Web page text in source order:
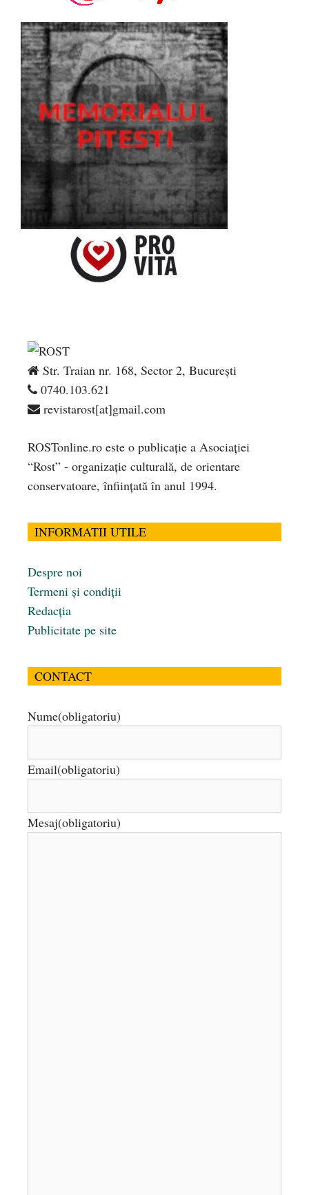
Str. Traian nr. 168, Sector 2, București
0740.103.621
revistarost[at]gmail.com
ROSTonline.ro este o publicaţie a Asociaţiei
“Rost” - organizaţie culturală, de orientare
conservatoare, înfiinţată în anul 1994.
INFORMATII UTILE
Despre noi
Termeni și condiții
Redacția
Publicitate pe site
CONTACT
Nume(obligatoriu)
Email(obligatoriu)
Mesaj(obligatoriu)